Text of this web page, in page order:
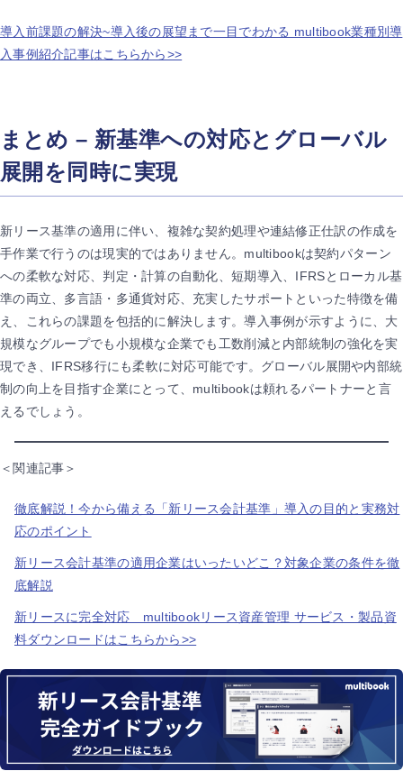
導入前課題の解決~導入後の展望まで一目でわかる multibook業種別導
入事例紹介記事はこちらから>>
まとめ – 新基準への対応とグローバル
展開を同時に実現
新リース基準の適用に伴い、複雑な契約処理や連結修正仕訳の作成を
手作業で行うのは現実的ではありません。multibookは契約パターン
への柔軟な対応、判定・計算の自動化、短期導入、IFRSとローカル基
準の両立、多言語・多通貨対応、充実したサポートといった特徴を備
え、これらの課題を包括的に解決します。導入事例が示すように、大
規模なグループでも小規模な企業でも工数削減と内部統制の強化を実
現でき、IFRS移行にも柔軟に対応可能です。グローバル展開や内部統
制の向上を目指す企業にとって、multibookは頼れるパートナーと言
えるでしょう。
＜関連記事＞
徹底解説！今から備える「新リース会計基準」導入の目的と実務対
応のポイント
新リース会計基準の適用企業はいったいどこ？対象企業の条件を徹
底解説
新リースに完全対応 multibookリース資産管理 サービス・製品資
料ダウンロードはこちらから>>